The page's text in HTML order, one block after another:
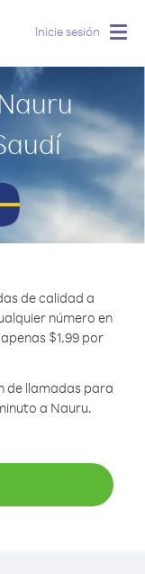
Inicie sesión
de calidad a
número en
$1.99 por
de llamadas para
a Nauru.